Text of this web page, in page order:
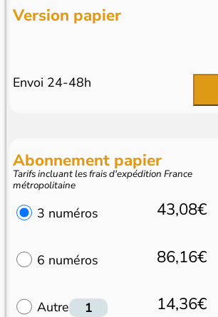
Version papier
Envoi 24-48h
Abonnement papier
Tarifs incluant les frais d'expédition France
métropolitaine
3 numéros 43,08€
6 numéros 86,16€
Autre 14,36€